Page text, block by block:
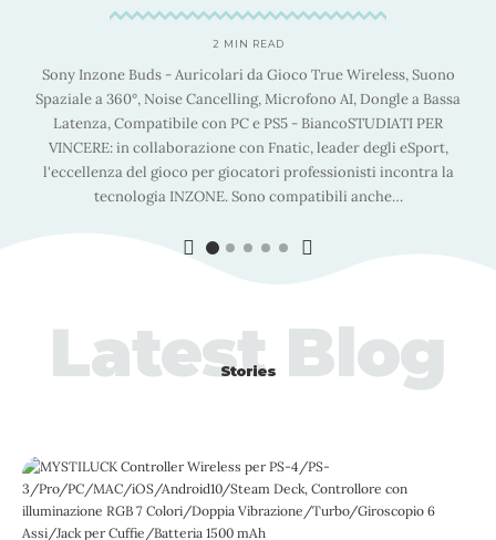
da Gioco True Wireless, Suono
Microfono AI, Dongle a Bassa
PC e PS5 - BiancoSTUDIATI PER
con Fnatic, leader degli eSport,
giocatori professionisti incontra la
Sono compatibili anche…
Carbon Neutral Certified
aziende di dimostrare le
riducendo le emissioni di
compensando le
crediti di carbonio. SCS
seguenti campi:
Stories
Latest Blog